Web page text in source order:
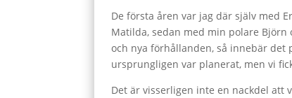
De första åren var jag där själv med
Matilda, sedan med min polare
och nya förhållanden, så innebär
ursprungligen var planerat, men vi
Det är visserligen inte en nackdel att